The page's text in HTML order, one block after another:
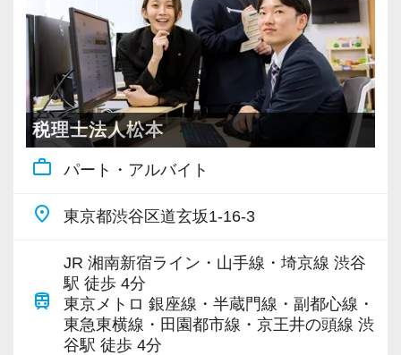
お客様と一緒に成長していく楽しさを実感しな
がらやりがいを持って働ける環境です。
20代が筆頭となってお客様を支えており、業界
未経験からスタートしているスタッフも多いで
す。
お互いを支え合いながら成長してきているた
め、スタッフ同士の団結力は強く、誰かに何か
っています。
OJTや研修など一人ひとりの実力に合わせた指
導を行っているので安心してください。
せっかく持っている能力も、継続した努力がな
【対象業種100種以上！節税・融資・税務調査に
強い税理士法人です】
創業以来17年連続増収増益、顧問先数2500以
上、全国6拠点で安定的に成長中です。
お客様に事務所までご来社いただく来所型サー
ビスで、中小企業の経営を幅広くサポートして
新規顧問契約のお客様が毎年400件以上増加！
各オフィスに国税OB税理士が在籍しているの
で、税務調査にも精通しています。
税理士法人松本
work_outline パート・アルバイト
place 東京都渋谷区道玄坂1-16-3
train
JR 湘南新宿ライン・山手線・埼京線 渋谷
駅 徒歩 4分
東京メトロ 銀座線・半蔵門線・副都心線・
東急東横線・田園都市線・京王井の頭線 渋
谷駅 徒歩 4分